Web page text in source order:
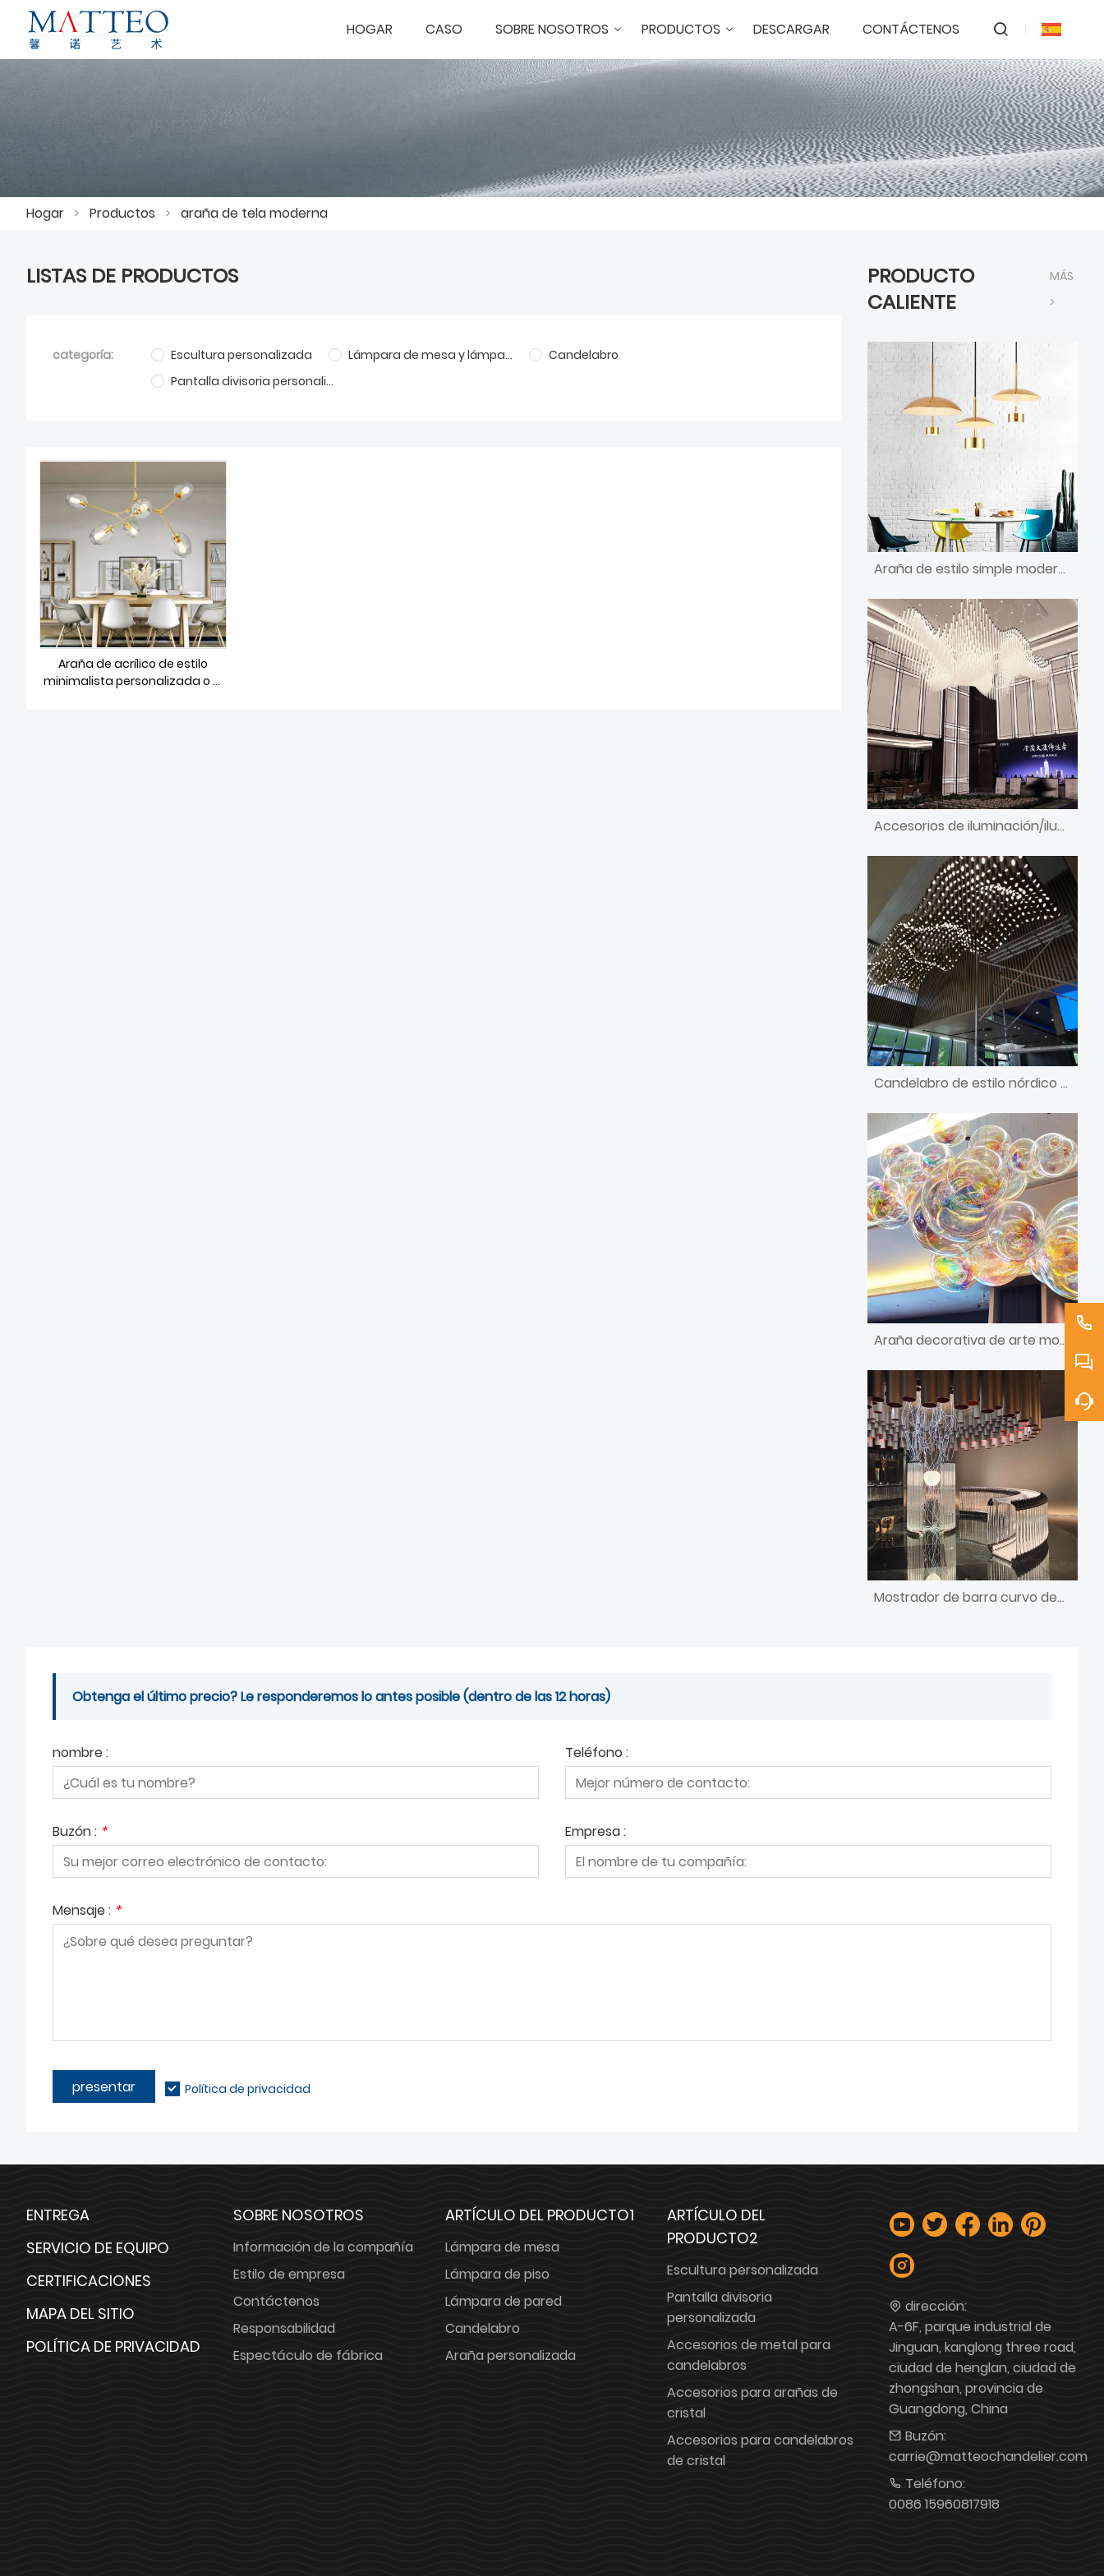
HOGAR CASO SOBRE NOSOTROS PRODUCTOS DESCARGAR CONTÁCTENOS
Hogar > Productos > araña de tela moderna
LISTAS DE PRODUCTOS
categoría: Escultura personalizada Lámpara de mesa y lámpara de pie personalizadas
Candelabro
Pantalla divisoria personalizada
Araña de acrílico de estilo
minimalista personalizada o al
PRODUCTO
CALIENTE
MÁS
>
Araña de estilo simple moderno personalizado
Accesorios de iluminación/iluminación/candelabro personalizados para vestíbulo de hotel grande
Candelabro de estilo nórdico con diseño original del artista
Araña decorativa de arte moderno con diseño de burbujas
Mostrador de barra curvo decorativo de diseño único de diseñador personalizado con luz
Obtenga el último precio? Le responderemos lo antes posible (dentro de las 12 horas)
nombre : Teléfono :
Buzón : * Empresa :
Mensaje : *
presentar Política de privacidad
ENTREGA
SERVICIO DE EQUIPO
CERTIFICACIONES
MAPA DEL SITIO
POLÍTICA DE PRIVACIDAD
SOBRE NOSOTROS
Información de la compañía
Estilo de empresa
Contáctenos
Responsabilidad
Espectáculo de fábrica
ARTÍCULO DEL PRODUCTO1
Lámpara de mesa
Lámpara de piso
Lámpara de pared
Candelabro
Araña personalizada
ARTÍCULO DEL
PRODUCTO2
Escultura personalizada
Pantalla divisoria
personalizada
Accesorios de metal para
candelabros
Accesorios para arañas de
cristal
Accesorios para candelabros
de cristal
dirección:
A-6F, parque industrial de
Jinguan, kanglong three road,
ciudad de henglan, ciudad de
zhongshan, provincia de
Guangdong, China
Buzón:
carrie@matteochandelier.com
Teléfono:
0086 15960817918